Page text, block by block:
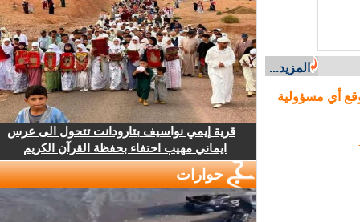
المزيد...
أي مسؤولية
قرية إيمي نواسيف بتارودانت تتحول الى عرس
ايماني مهيب احتفاء بحفظة القرآن الكريم
حوارات